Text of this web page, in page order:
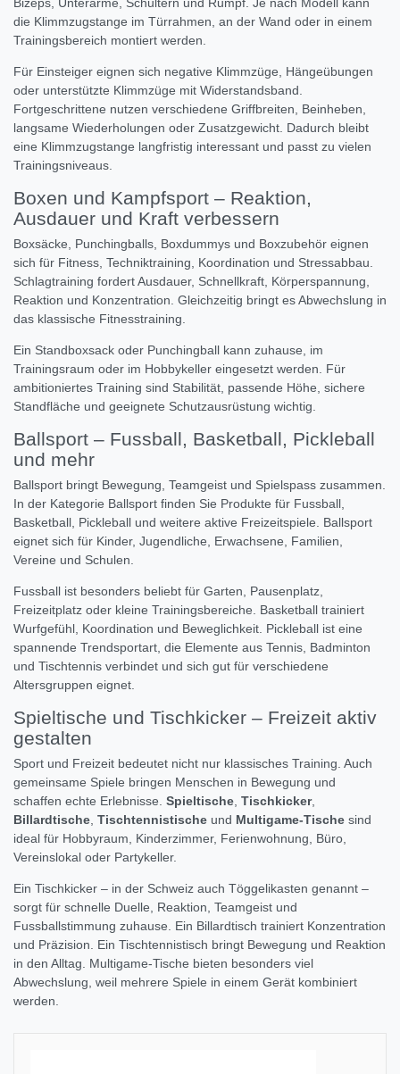
die Klimmzugstange im Türrahmen, an der Wand oder in einem
Trainingsbereich montiert werden.
Für Einsteiger eignen sich negative Klimmzüge, Hängeübungen
oder unterstützte Klimmzüge mit Widerstandsband.
Fortgeschrittene nutzen verschiedene Griffbreiten, Beinheben,
langsame Wiederholungen oder Zusatzgewicht. Dadurch bleibt
eine Klimmzugstange langfristig interessant und passt zu vielen
Trainingsniveaus.
Boxen und Kampfsport – Reaktion,
Ausdauer und Kraft verbessern
Boxsäcke, Punchingballs, Boxdummys und Boxzubehör eignen
sich für Fitness, Techniktraining, Koordination und Stressabbau.
Schlagtraining fordert Ausdauer, Schnellkraft, Körperspannung,
Reaktion und Konzentration. Gleichzeitig bringt es Abwechslung in
das klassische Fitnesstraining.
Ein Standboxsack oder Punchingball kann zuhause, im
Trainingsraum oder im Hobbykeller eingesetzt werden. Für
ambitioniertes Training sind Stabilität, passende Höhe, sichere
Standfläche und geeignete Schutzausrüstung wichtig.
Ballsport – Fussball, Basketball, Pickleball
und mehr
Ballsport bringt Bewegung, Teamgeist und Spielspass zusammen.
In der Kategorie Ballsport finden Sie Produkte für Fussball,
Basketball, Pickleball und weitere aktive Freizeitspiele. Ballsport
eignet sich für Kinder, Jugendliche, Erwachsene, Familien,
Vereine und Schulen.
Fussball ist besonders beliebt für Garten, Pausenplatz,
Freizeitplatz oder kleine Trainingsbereiche. Basketball trainiert
Wurfgefühl, Koordination und Beweglichkeit. Pickleball ist eine
spannende Trendsportart, die Elemente aus Tennis, Badminton
und Tischtennis verbindet und sich gut für verschiedene
Altersgruppen eignet.
Spieltische und Tischkicker – Freizeit aktiv
gestalten
Sport und Freizeit bedeutet nicht nur klassisches Training. Auch
gemeinsame Spiele bringen Menschen in Bewegung und
schaffen echte Erlebnisse. Spieltische Tischkicker,
Billardtische Tischtennistische und Multigame-Tische sind
ideal für Hobbyraum, Kinderzimmer, Ferienwohnung, Büro,
Vereinslokal oder Partykeller.
Ein Tischkicker – in der Schweiz auch Töggelikasten genannt –
sorgt für schnelle Duelle, Reaktion, Teamgeist und
Fussballstimmung zuhause. Ein Billardtisch trainiert Konzentration
und Präzision. Ein Tischtennistisch bringt Bewegung und Reaktion
in den Alltag. Multigame-Tische bieten besonders viel
Abwechslung, weil mehrere Spiele in einem Gerät kombiniert
werden.